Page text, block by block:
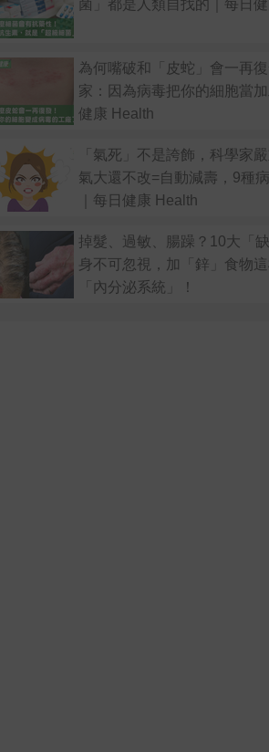
菌」都是人類自找的｜每日
為何嘴破和「皮蛇」會一再
家：因為病毒把你的細胞當
健康 Health
「氣死」不是誇飾，科學家
氣大還不改=自動減壽，9種
｜每日健康 Health
掉髮、過敏、腸躁？10大「
身不可忽視，加「鋅」食物
「內分泌系統」！